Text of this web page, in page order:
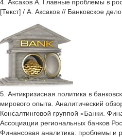
4. Аксаков А. Главные проблемы в
[Текст] / А. Аксаков // Банковское
5. Антикризисная политика в
мирового опыта. Аналитический
Консалтинговой группой «Банки.
Ассоциации региональных банков
Финансовая аналитика: проблемы